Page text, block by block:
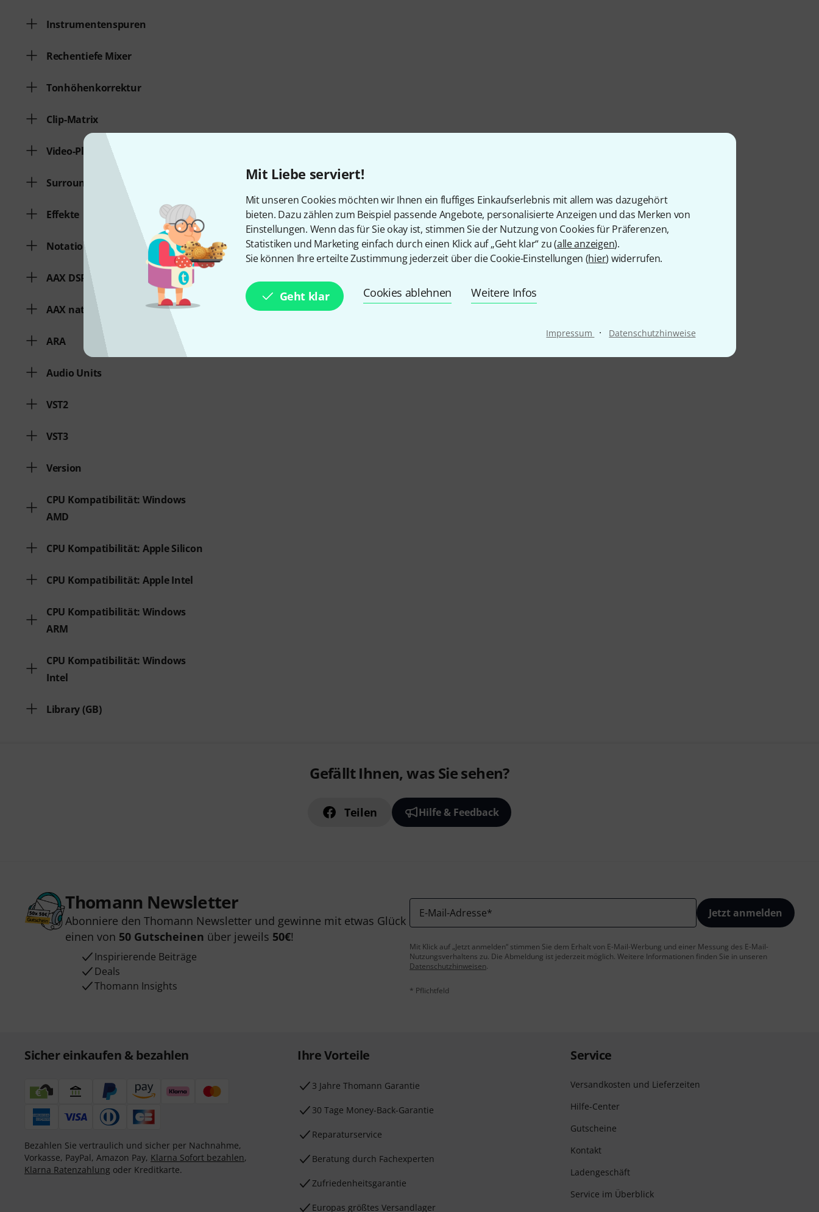
Mit Liebe serviert!
Mit unseren Cookies möchten wir Ihnen ein fluffiges Einkaufserlebnis mit allem was dazugehört
bieten. Dazu zählen zum Beispiel passende Angebote, personalisierte Anzeigen und das Merken von
Einstellungen. Wenn das für Sie okay ist, stimmen Sie der Nutzung von Cookies für Präferenzen,
Statistiken und Marketing einfach durch einen Klick auf „Geht klar“ zu (alle anzeigen).
Sie können Ihre erteilte Zustimmung jederzeit über die Cookie-Einstellungen (hier) widerrufen.
Geht klar Cookies ablehnen Weitere Infos
Impressum · Datenschutzhinweise
Instrumentenspuren
Rechentiefe Mixer
Tonhöhenkorrektur
Clip-Matrix
Video-Playback
Surroundunterstützung
Effekte
Notation
AAX DSP
AAX native
ARA
Audio Units
VST2
VST3
Version
CPU Kompatibilität: Windows
AMD
CPU Kompatibilität: Apple Silicon
CPU Kompatibilität: Apple Intel
CPU Kompatibilität: Windows
ARM
CPU Kompatibilität: Windows
Intel
Library (GB)
Gefällt Ihnen, was Sie sehen?
Teilen Hilfe & Feedback
Thomann Newsletter
Abonniere den Thomann Newsletter und gewinne mit etwas Glück
einen von 50 Gutscheinen über jeweils 50€!
Inspirierende Beiträge
Deals
Thomann Insights
E-Mail-Adresse* Jetzt anmelden
Mit Klick auf „Jetzt anmelden“ stimmen Sie dem Erhalt von E-Mail-Werbung und einer Messung des E-Mail-
Nutzungsverhaltens zu. Die Abmeldung ist jederzeit möglich. Weitere Informationen finden Sie in unseren
Datenschutzhinweisen.
* Pflichtfeld
Sicher einkaufen & bezahlen
Bezahlen Sie vertraulich und sicher per Nachnahme,
Vorkasse, PayPal, Amazon Pay, Klarna Sofort bezahlen,
Klarna Ratenzahlung oder Kreditkarte.
Ihre Vorteile
3 Jahre Thomann Garantie
30 Tage Money-Back-Garantie
Reparaturservice
Beratung durch Fachexperten
Zufriedenheitsgarantie
Europas größtes Versandlager
Service
Versandkosten und Lieferzeiten
Hilfe-Center
Gutscheine
Kontakt
Ladengeschäft
Service im Überblick